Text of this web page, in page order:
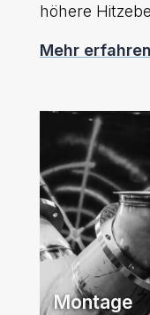
höhere
Mehr erfahren
Montage